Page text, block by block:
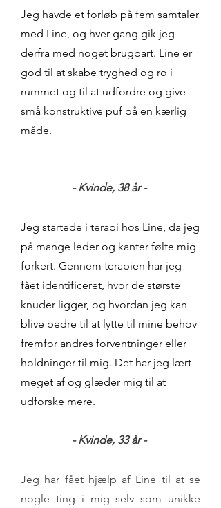
Jeg havde et forløb på fem samtaler
med Line, og hver gang gik jeg
derfra med noget brugbart. Line er
god til at skabe tryghed og ro i
rummet og til at udfordre og give
små konstruktive puf på en kærlig
måde.
- Kvinde, 38år -
Jeg startede i terapi hos Line, da jeg
på mange leder og kanter følte mig
forkert. Gennem terapien har jeg
fået identificeret, hvor de største
knuder ligger, og hvordan jeg kan
blive bedre til at lytte til mine behov
fremfor andres forventninger eller
holdninger til mig. Det har jeg lært
meget af og glæder mig til at
udforske mere.
- Kvinde, 33år -
Jeg har fået hjælp af Line til at se
nogle ting i mig selv som unikke